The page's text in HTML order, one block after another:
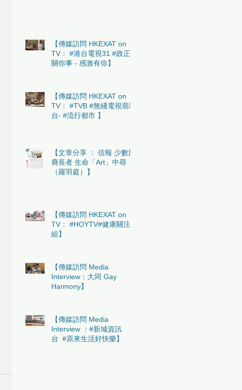
【傳媒訪問 HKEXAT on
TV： #港台電視31 #政正
關你事 - 感激有你】
【傳媒訪問 HKEXAT on
TV： #TVB #無綫電視翡翠
台- #流行都市 】
【文章分享 ： 信報 少數族
裔長者 生命「Art」中尋
（羅羽庭）】
【傳媒訪問 HKEXAT on
TV： #HOYTV#健康關注
組】
【傳媒訪問 Media
Interview：大同 Gay
Harmony】
【傳媒訪問 Media
Interview ：#新城資訊
台 #原來生活好快樂】